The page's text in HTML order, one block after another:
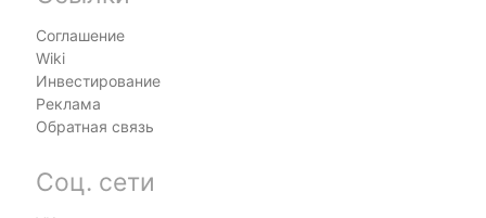
Соглашение
Wiki
Инвестирование
Реклама
Обратная связь
Соц. сети